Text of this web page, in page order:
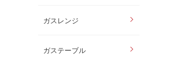
ガスレンジ
ガステーブル